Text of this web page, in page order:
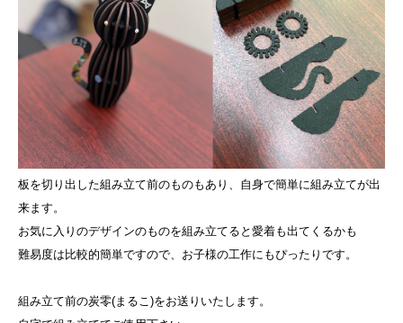
板を切り出した組み立て前のものもあり、自身で簡単に組み立てが出
来ます。
お気に入りのデザインのものを組み立てると愛着も出てくるかも
難易度は比較的簡単ですので、お子様の工作にもぴったりです。
組み立て前の炭零(まるこ)をお送りいたします。